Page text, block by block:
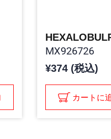
MX926726
¥374 (税込)
カートに